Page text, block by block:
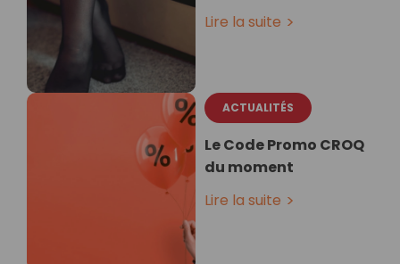
Lire la suite
ACTUALITÉS
Le Code Promo CROQ
du moment
Lire la suite